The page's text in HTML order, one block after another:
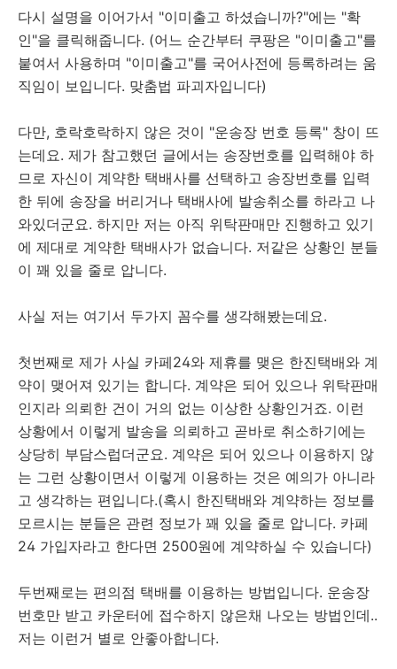
다시 설명을 이어가서 "이미출고 하셨습니까?"에는 "확
인"을 클릭해줍니다. (어느 순간부터 쿠팡은 "이미출고"를
붙여서 사용하며 "이미출고"를 국어사전에 등록하려는 움
직임이 보입니다. 맞춤법 파괴자입니다)
다만, 호락호락하지 않은 것이 "운송장 번호 등록" 창이 뜨
는데요. 제가 참고했던 글에서는 송장번호를 입력해야 하
므로 자신이 계약한 택배사를 선택하고 송장번호를 입력
한 뒤에 송장을 버리거나 택배사에 발송취소를 하라고 나
와있더군요. 하지만 저는 아직 위탁판매만 진행하고 있기
에 제대로 계약한 택배사가 없습니다. 저같은 상황인 분들
이 꽤 있을 줄로 압니다.
사실 저는 여기서 두가지 꼼수를 생각해봤는데요.
첫번째로 제가 사실 카페24와 제휴를 맺은 한진택배와 계
약이 맺어져 있기는 합니다. 계약은 되어 있으나 위탁판매
인지라 의뢰한 건이 거의 없는 이상한 상황인거죠. 이런
상황에서 이렇게 발송을 의뢰하고 곧바로 취소하기에는
상당히 부담스럽더군요. 계약은 되어 있으나 이용하지 않
는 그런 상황이면서 이렇게 이용하는 것은 예의가 아니라
고 생각하는 편입니다.(혹시 한진택배와 계약하는 정보를
모르시는 분들은 관련 정보가 꽤 있을 줄로 압니다. 카페
24 가입자라고 한다면 2500원에 계약하실 수 있습니다)
두번째로는 편의점 택배를 이용하는 방법입니다. 운송장
번호만 받고 카운터에 접수하지 않은채 나오는 방법인데..
저는 이런거 별로 안좋아합니다.